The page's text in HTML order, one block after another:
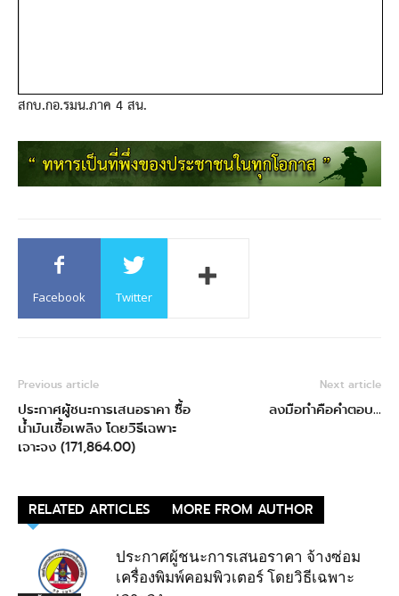
สกบ.กอ.รมน.ภาค 4 สน.
Facebook Twitter
Previous article
ประกาศผู้ชนะการเสนอราคา ซื้อ
น้ำมันเชื้อเพลิง โดยวิธีเฉพาะ
เจาะจง (171,864.00)
Next article
ลงมือทำคือคำตอบ…
RELATED ARTICLES MORE FROM AUTHOR
ประกาศผู้ชนะการเสนอราคา จ้างซ่อม
เครื่องพิมพ์คอมพิวเตอร์ โดยวิธีเฉพาะ